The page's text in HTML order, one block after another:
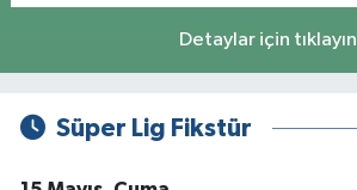
Detaylar için tıklayın
Süper Lig Fikstür